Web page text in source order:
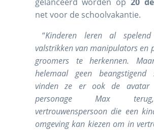
net voor de schoolvakantie.
“Kinderen leren al
valstrikken van manipulators en
groomers te herkennen.
helemaal geen beangstigend
vinden ze er ook de avatar
personage Max
vertrouwenspersoon die een
omgeving kan kiezen om in